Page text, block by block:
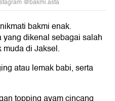
@bakmi.asta
bakmi enak.
yang dikenal sebagai salah
muda di Jaksel.
atau lemak babi, serta